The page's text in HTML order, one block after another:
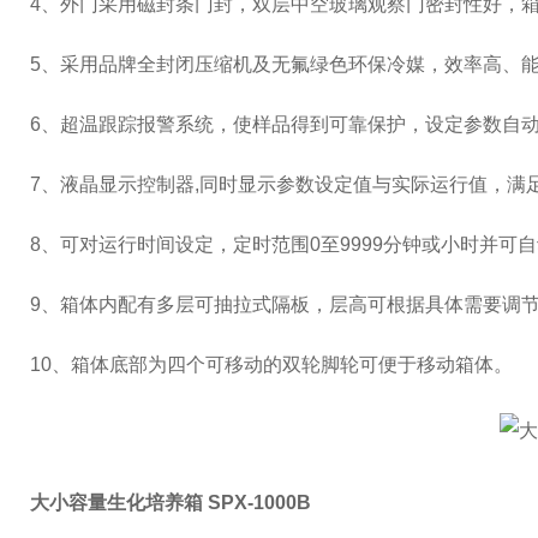
4 、外门采用磁封条门封，双层中空玻璃观察门密封性好
5 、采用品牌全封闭压缩机及无氟绿色环保冷媒，效率高、
6 、超温跟踪报警系统，使样品得到可靠保护，设定参数自
7 、液晶显示控制器,同时显示参数设定值与实际运行值，满
8 、可对运行时间设定，定时范围0至9999分钟或小时并可
9、箱体内配有多层可抽拉式隔板，层高可根据具体需要调
10 、箱体底部为四个可移动的双轮脚轮可便于移动箱体。
大小容量生化培养箱 SPX-1000B